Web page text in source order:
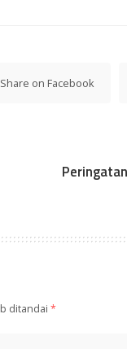
Share on Facebook
ditandai *